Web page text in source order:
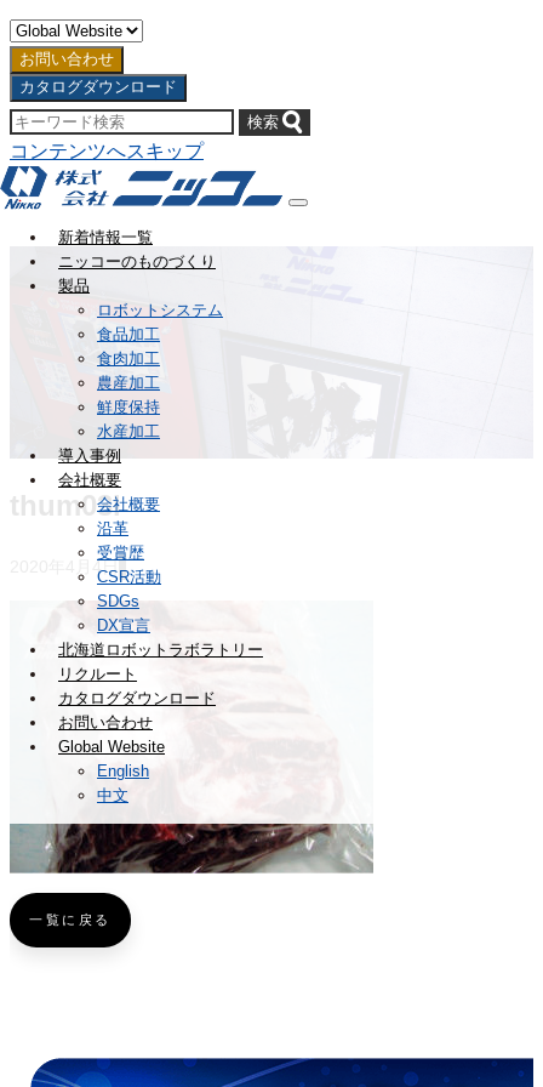
お問い合わせ
カタログダウンロード
コンテンツへスキップ
新着情報一覧
ニッコーのものづくり
製品
ロボットシステム
食品加工
食肉加工
農産加工
鮮度保持
水産加工
導入事例
会社概要
会社概要
沿革
受賞歴
CSR活動
SDGs
DX宣言
北海道ロボットラボラトリー
リクルート
カタログダウンロード
お問い合わせ
Global Website
English
中文
thum03l
2020年4月4日
一覧に戻る